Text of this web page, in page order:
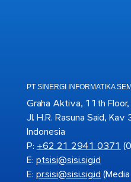
PT SINERGI INFORMATIKA
Graha Aktiva, 11th Floor,
Jl. H.R. Rasuna Said,
Indonesia
P: +62 21 2941 0371
E: ptsisi@sisi.sig.id
E: pr.sisi@sisi.sig.id